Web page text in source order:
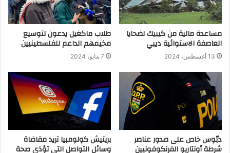
مساعدة مالية من كيبيك لضحايا
العاصفة الاستوائية ديبي
13 أغسطس، 2024
طلاب ماكغيل يدعون لتوسيع
مخيمهم الداعم للفلسطينيين
7 مايو، 2024
دبّوس خاص على صدور عناصر
شرطة أونتاريو الفرنكوفونيين
بريتيش كولومبيا تريد مقاضاة
وسائل التواصل التي تؤذي صحة